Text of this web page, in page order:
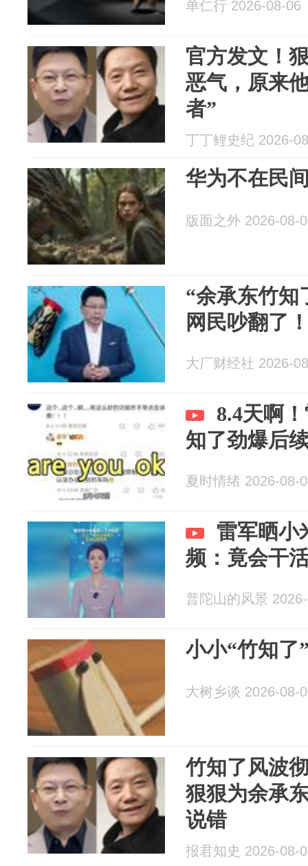
单仁行 2026-08-06
官方发文！
恶气，原来
者”
丁丁鲤史纪 2026-
华为不在民
版面之外 2026-08-
“余承东竹知
网民吵翻了
大厂财经社 2026-
8.4天啊
知了劲爆后
夏时情绪 2026-08-
雷军晒小
频：竟会干
普陀山的风景
小小“竹知了
大树乡谈 2026-08-
竹知了风波
狠狠为余承
说错
报君知史 2026-08-